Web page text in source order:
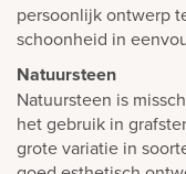
persoonlijk ontwerp
schoonheid in
Natuursteen
Natuursteen is
het gebruik in
grote variatie in